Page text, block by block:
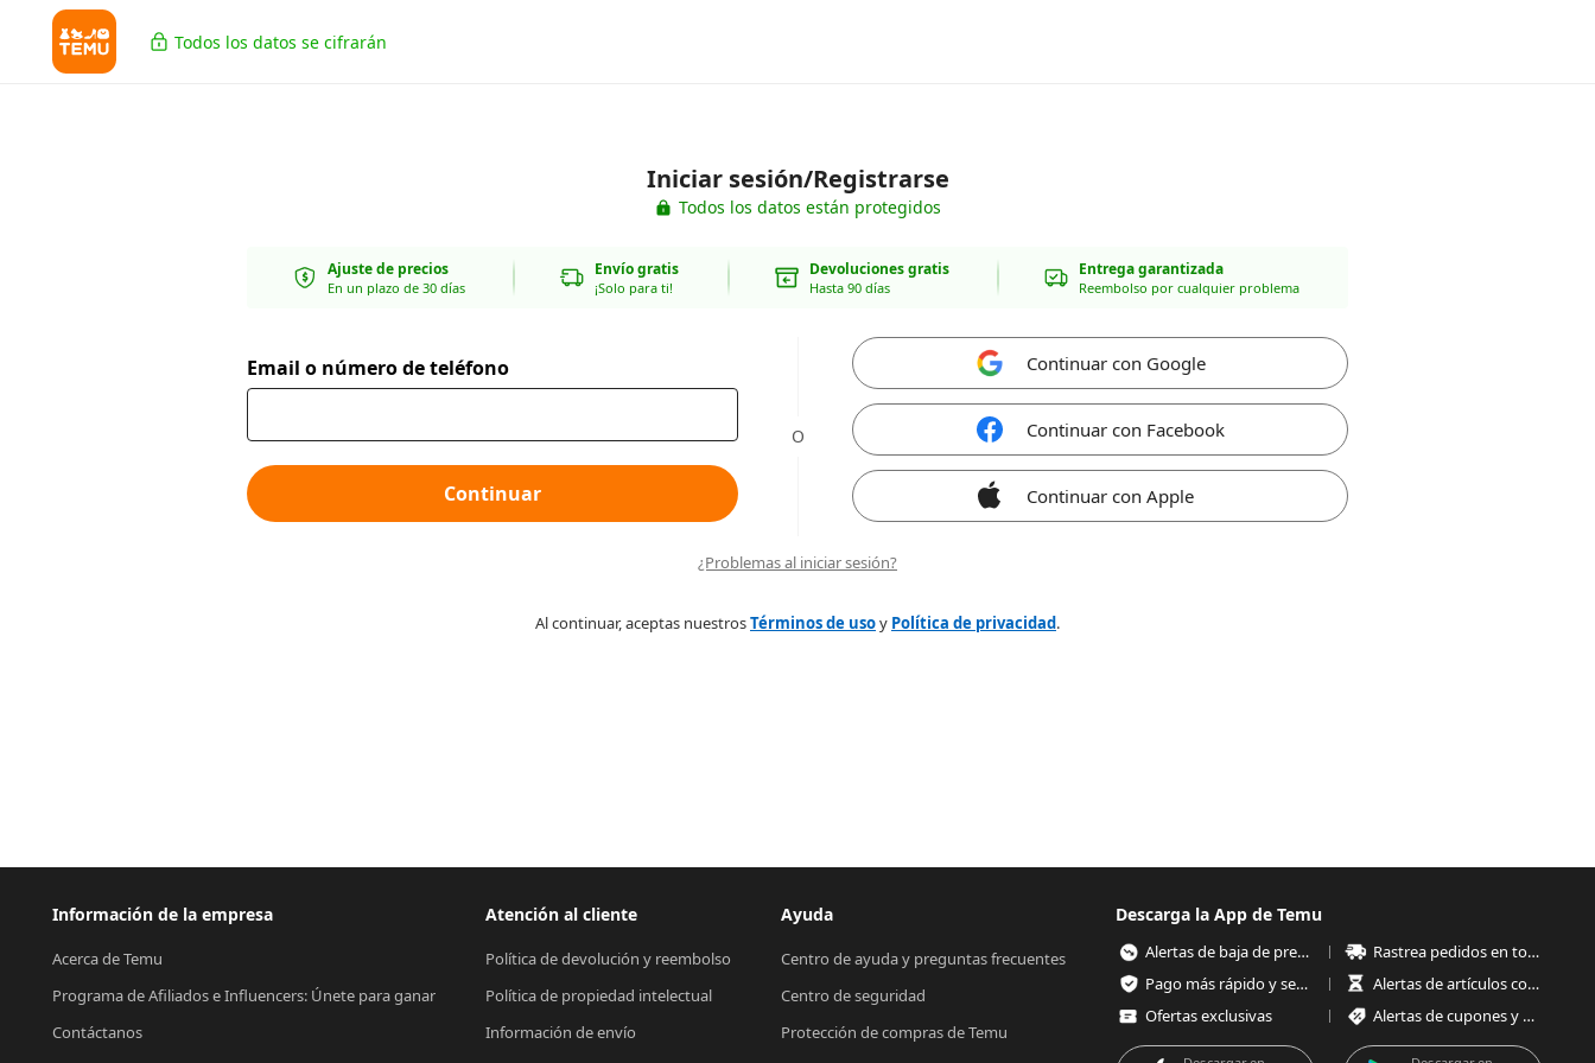
Todos los datos se cifrarán
Iniciar sesión/Registrarse
Todos los datos están protegidos
Ajuste de precios
En un plazo de 30 días
Envío gratis
¡Solo para ti!
Devoluciones gratis
Hasta 90 días
Entrega garantizada
Reembolso por cualquier problema
Email o número de teléfono
Continuar
O
Continuar con Google
Continuar con Facebook
Continuar con Apple
¿Problemas al iniciar sesión?
Al continuar, aceptas nuestrosTérminos de usoy Política de privacidad.
Información de la empresa
Acerca de Temu
Programa de Afiliados e Influencers: Únete para ganar
Contáctanos
Atención al cliente
Política de devolución y reembolso
Política de propiedad intelectual
Información de envío
Ayuda
Centro de ayuda y preguntas frecuentes
Centro de seguridad
Protección de compras de Temu
Descarga la App de Temu
Alertas de baja de precios
Rastrea pedidos en todo momento
Pago más rápido y seguro
Alertas de artículos con poco stock
Ofertas exclusivas
Alertas de cupones y ofertas